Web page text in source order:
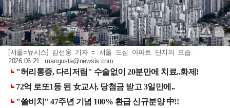
[서울=뉴시스] 김선웅 기자 = 서울 도심 아파트 단지의 모습.
2026.06.21. mangusta@newsis.com